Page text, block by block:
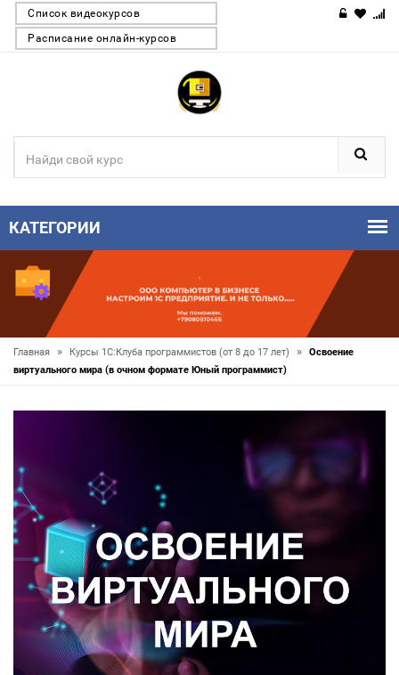
Список видеокурсов
Расписание онлайн-курсов
КАТЕГОРИИ
Главная » Курсы 1С:Клуба программистов (от 8 до 17 лет) »
Освоение
виртуального мира (в очном формате Юный программист)